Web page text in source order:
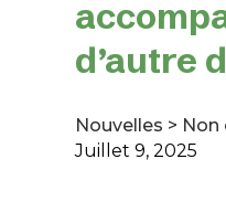
d’autre
Nouvelles > Non
Juillet 9, 2025